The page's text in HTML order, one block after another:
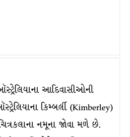
આદિવાસીઓની
કિમ્બર્લી (Kimberley)
નમૂના જોવા મળે છે.